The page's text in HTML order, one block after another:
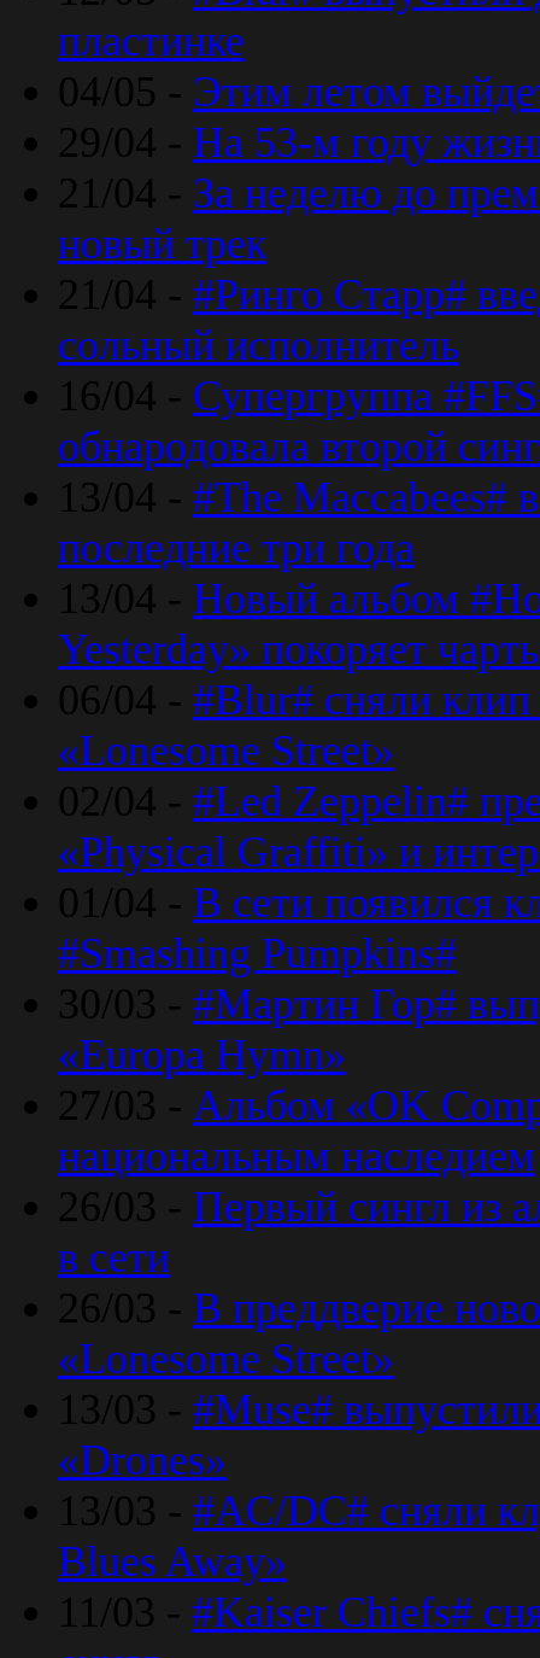
пластинке
04/05 - Этим летом
29/04 - На 53-м году
21/04 - За неделю до
новый трек
21/04 - #Ринго Старр#
сольный исполнитель
16/04 - Супергруппа
обнародовала второй
13/04 - #The Maccabees#
последние три года
13/04 - Новый альбом
Yesterday» покоряет
06/04 - #Blur# сняли клип
«Lonesome Street»
02/04 - #Led Zeppelin#
«Physical Graffiti» и
01/04 - В сети появился
#Smashing Pumpkins#
30/03 - #Мартин Гор#
«Europa Hymn»
27/03 - Альбом «OK
национальным наследием
26/03 - Первый сингл из
в сети
26/03 - В преддверие
«Lonesome Street»
13/03 - #Muse#
«Drones»
13/03 - #AC/DC# сняли
Blues Away»
11/03 - #Kaiser Chiefs#